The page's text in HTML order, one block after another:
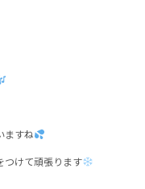
ますね
つけて頑張ります